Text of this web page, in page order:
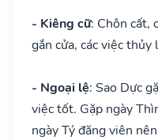
- Kiêng cữ: Chôn cất,
gắn cửa, các việc thủy
- Ngoại lệ: Sao Dực
việc tốt. Gặp ngày
ngày Tý đăng viên